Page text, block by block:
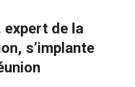
expert de la
s’implante